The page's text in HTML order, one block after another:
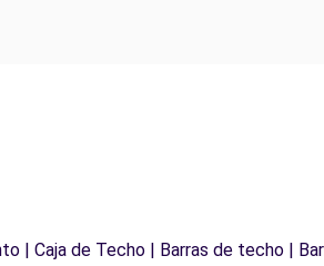
| Caja de Techo | Barras de techo |